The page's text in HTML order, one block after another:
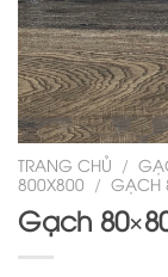
TRANG CHỦ /
800X800 / GẠCH
Gạch